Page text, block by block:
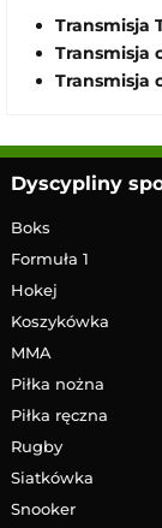
Transmisja
Transmisja
Transmisja
Dyscypliny
Boks
Formuła 1
Hokej
Koszykówka
MMA
Piłka nożna
Piłka ręczna
Rugby
Siatkówka
Snooker